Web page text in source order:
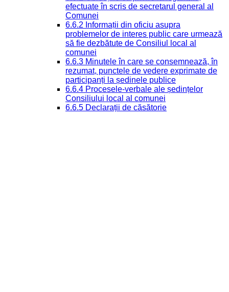
efectuate în scris de secretarul general al
Comunei
6.6.2 Informații din oficiu asupra
problemelor de interes public care urmează
să fie dezbătute de Consiliul local al
comunei
6.6.3 Minutele în care se consemnează, în
rezumat, punctele de vedere exprimate de
participanți la ședinele publice
6.6.4 Procesele-verbale ale ședințelor
Consiliului local al comunei
6.6.5 Declarații de căsătorie